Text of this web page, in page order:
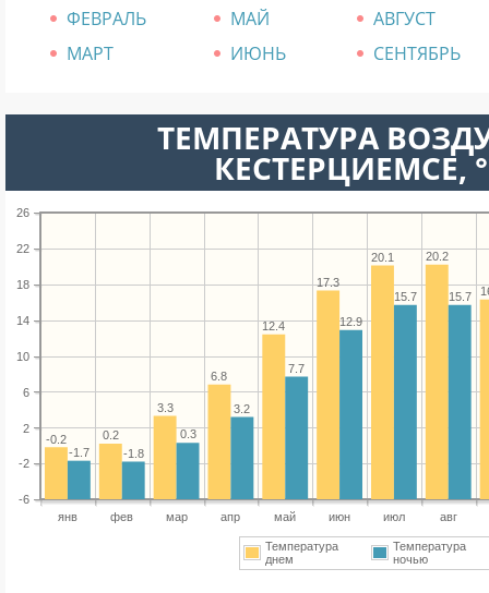
ФЕВРАЛЬ
МАЙ
АВГУСТ
МАРТ
ИЮНЬ СЕНТЯБРЬ
ТЕМПЕРАТУРА
КЕСТЕРЦИЕМСЕ,
янв фев мар апр май июн июл авг
-6
-2
2
6
10
14
18
22
26
20.2
20.1
17.3
12.4
6.8
3.3
0.2
-0.2
15.7
15.7
12.9
7.7
3.2
0.3
-1.8
-1.7
Температура
днем
Температура
ночью